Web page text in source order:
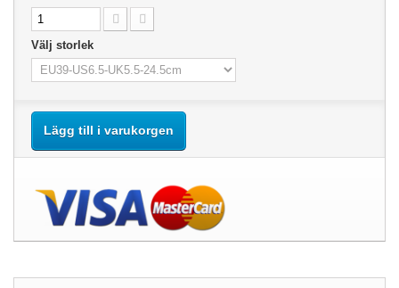
Välj storlek
Lägg till i varukorgen